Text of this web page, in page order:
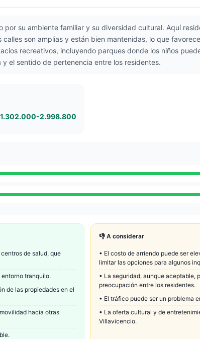
su ambiente familiar y su diversidad cultural. Aquí
son amplias y están bien mantenidas, lo que
recreativos, incluyendo parques donde los niños
el sentido de pertenencia entre los residentes.
1.302.000-2.998.800
de salud, que
tranquilo.
de las propiedades en el
hacia otras
👎 A considerar
• El costo de arriendo puede ser
limitar las opciones para algunos
• La seguridad, aunque aceptable,
preocupación entre los residentes.
• El tráfico puede ser un problema
• La oferta cultural y de
Villavicencio.